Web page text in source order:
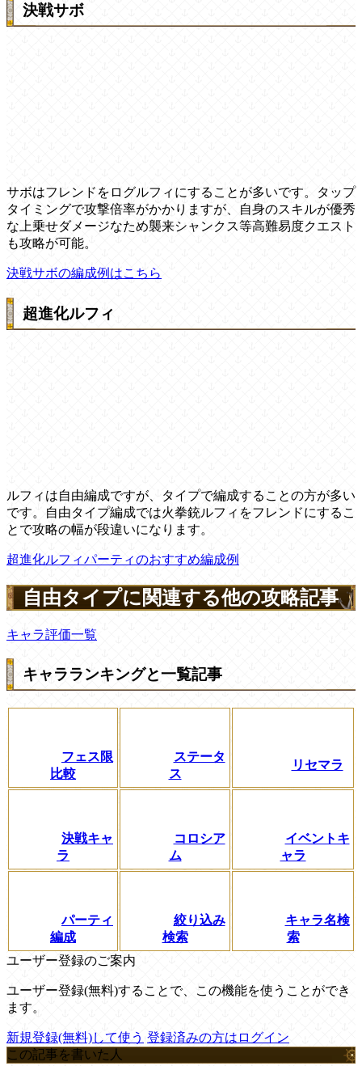
決戦サボ
サボはフレンドをログルフィにすることが多いです。タップ
タイミングで攻撃倍率がかかりますが、自身のスキルが優秀
な上乗せダメージなため襲来シャンクス等高難易度クエスト
も攻略が可能。
決戦サボの編成例はこちら
超進化ルフィ
ルフィは自由編成ですが、タイプで編成することの方が多い
です。自由タイプ編成では火拳銃ルフィをフレンドにするこ
とで攻略の幅が段違いになります。
超進化ルフィパーティのおすすめ編成例
自由タイプに関連する他の攻略記事
キャラ評価一覧
キャラランキングと一覧記事
フェス限
比較
ステータ
ス
リセマラ
決戦キャ
ラ
コロシア
ム
イベントキ
ャラ
パーティ
編成
絞り込み
検索
キャラ名検
索
ユーザー登録のご案内
ユーザー登録(無料)することで、この機能を使うことができ
ます。
新規登録(無料)して使う 登録済みの方はログイン
この記事を書いた人